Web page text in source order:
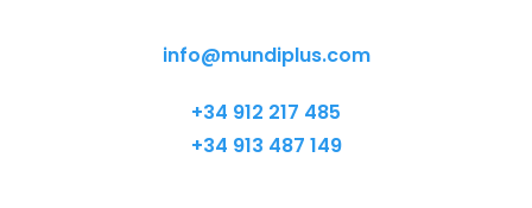
info@mundiplus.com
+34 912 217 485
+34 913 487 149